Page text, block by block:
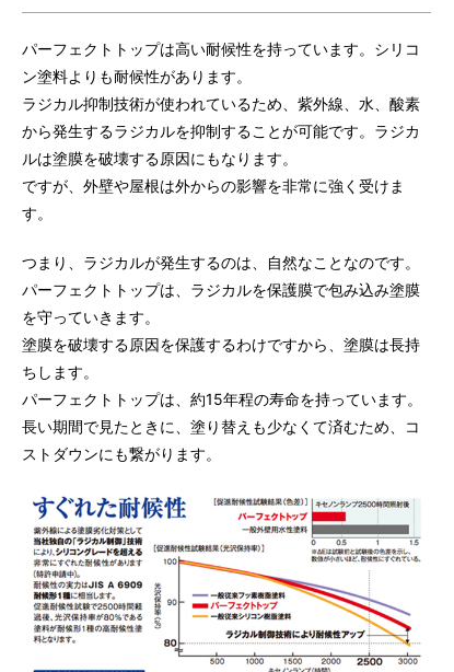
パーフェクトトップは高い耐候性を持っています。シリコ
ン塗料よりも耐候性があります。
ラジカル抑制技術が使われているため、紫外線、水、酸素
から発生するラジカルを抑制することが可能です。ラジカ
ルは塗膜を破壊する原因にもなります。
ですが、外壁や屋根は外からの影響を非常に強く受けま
す。
つまり、ラジカルが発生するのは、自然なことなのです。
パーフェクトトップは、ラジカルを保護膜で包み込み塗膜
を守っていきます。
塗膜を破壊する原因を保護するわけですから、塗膜は長持
ちします。
パーフェクトトップは、約15年程の寿命を持っています。
長い期間で見たときに、塗り替えも少なくて済むため、コ
ストダウンにも繋がります。